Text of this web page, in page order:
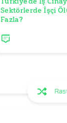
Sektörlerde İşçi